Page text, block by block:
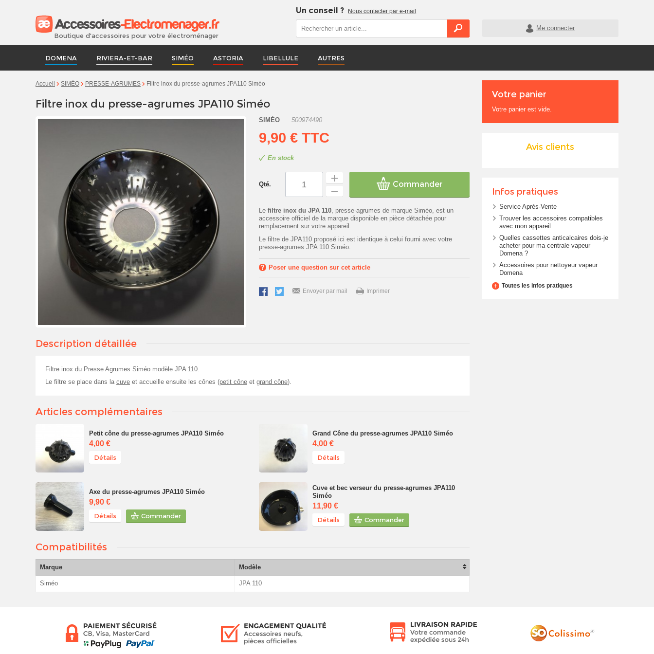
Boutique d'accessoires pour votre électroménager
Un conseil ? Nous contacter par e-mail
Me connecter
DOMENA RIVIERA-ET-BAR SIMÉO ASTORIA LIBELLULE AUTRES
Accueil SIMÉO PRESSE-AGRUMES Filtre inox du presse-agrumes JPA110 Siméo
Filtre inox du presse-agrumes JPA110 Siméo
SIMÉO 500974490
9,90 € TTC
En stock
Qté. Commander
Le filtre inox du JPA 110, presse-agrumes de marque Siméo, est un
accessoire officiel de la marque disponible en pièce détachée pour
remplacement sur votre appareil.
Le filtre de JPA110 proposé ici est identique à celui fourni avec votre
presse-agrumes JPA 110 Siméo.
Poser une question sur cet article
Envoyer par mail Imprimer
Description détaillée
Filtre inox du Presse Agrumes Siméo modèle JPA 110.
Le filtre se place dans la cuve et accueille ensuite les cônes (petit cône et grand cône).
Articles complémentaires
Petit cône du presse-agrumes JPA110 Siméo
4,00 €
Détails
Grand Cône du presse-agrumes JPA110 Siméo
4,00 €
Détails
Axe du presse-agrumes JPA110 Siméo
9,90 €
Détails Commander
Cuve et bec verseur du presse-agrumes JPA110
Siméo
11,90 €
Détails Commander
Compatibilités
Marque Modèle
Siméo JPA 110
Votre panier
Votre panier est vide.
Avis clients
Infos pratiques
Service Après-Vente
Trouver les accessoires compatibles
avec mon appareil
Quelles cassettes anticalcaires dois-je
acheter pour ma centrale vapeur
Domena ?
Accessoires pour nettoyeur vapeur
Domena
Toutes les infos pratiques